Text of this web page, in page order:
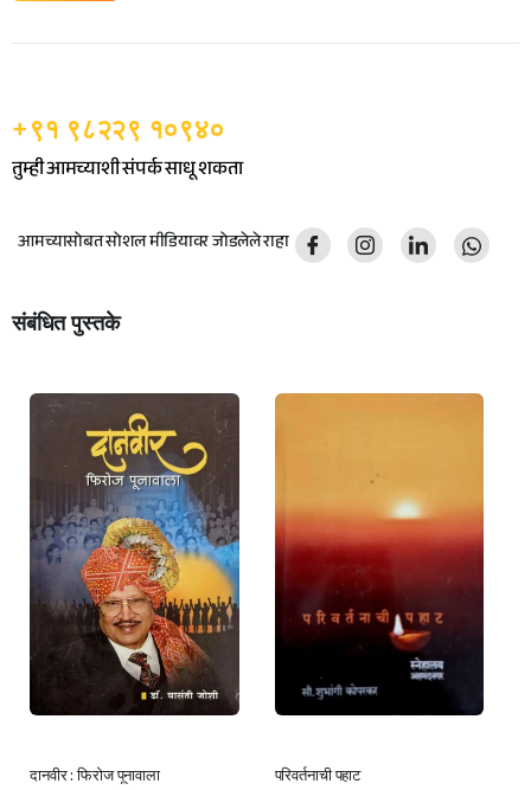
+९१ ९८२२९ १०९४०
तुम्ही आमच्याशी संपर्क साधू शकता
आमच्यासोबत सोशल मीडियावर जोडलेले राहा
संबंधित पुस्तके
दानवीर : फिरोज पूनावाला परिवर्तनाची पहाट